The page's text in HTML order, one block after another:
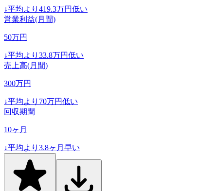
↓平均より 419.3万円低い
営業利益(月間)
50万円
↓平均より 33.8万円低い
売上高(月間)
300万円
↓平均より 70万円低い
回収期間
10ヶ月
↓平均より 3.8ヶ月早い